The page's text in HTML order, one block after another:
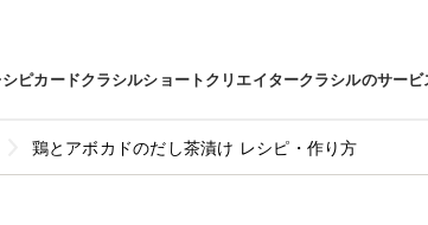
ピカードクラシルショートクリエイタークラシルのサービ
鶏とアボカドのだし茶漬け レシピ・作り方